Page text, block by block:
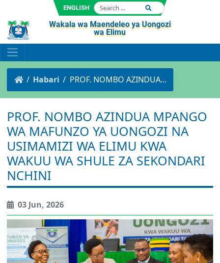
ENGLISH
Wakala wa Maendeleo ya Uongozi
wa Elimu
Habari PROF. NOMBO AZINDUA...
PROF. NOMBO AZINDUA MPANGO
WA MAFUNZO YA UONGOZI NA
USIMAMIZI WA ELIMU KWA
WAKUU WA SHULE ZA SEKONDARI
NCHINI
03 Jun, 2026